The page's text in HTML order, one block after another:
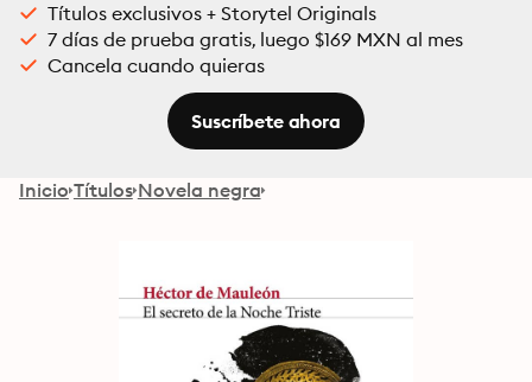
Títulos exclusivos + Storytel Originals
7 días de prueba gratis, luego $169 MXN al mes
Cancela cuando quieras
Suscríbete ahora
Inicio Títulos Novela negra